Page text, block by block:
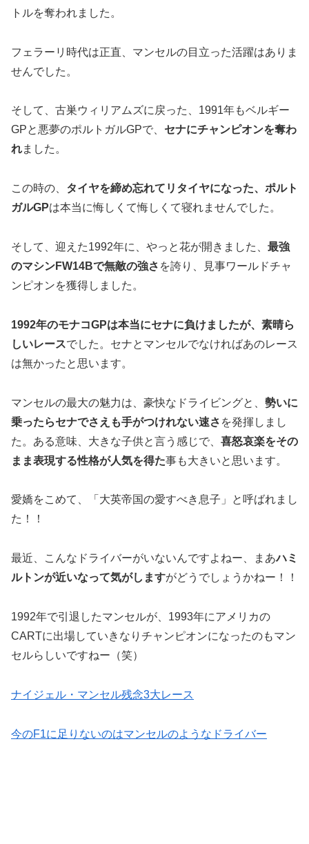
トルを奪われました。
フェラーリ時代は正直、マンセルの目立った活躍はありま
せんでした。
そして、古巣ウィリアムズに戻った、1991年もベルギー
GPと悪夢のポルトガルGPで、 セナにチャンピオンを奪わ
れました。
この時の、 タイヤを締め忘れてリタイヤになった、ポルト
ガルGPは本当に悔しくて悔しくて寝れませんでした。
そして、迎えた1992年に、やっと花が開きました、 最強
のマシンFW14Bで無敵の強さ を誇り、見事ワールドチャ
ンピオンを獲得しました。
1992年のモナコGPは本当にセナに負けましたが、素晴ら
しいレースでした。セナとマンセルでなければあのレース
は無かったと思います。
マンセルの最大の魅力は、豪快なドライビングと、 勢いに
乗ったらセナでさえも手がつけれない速さ を発揮しまし
た。ある意味、大きな子供と言う感じで、 喜怒哀楽をその
まま表現する性格が人気を得た事も大きいと思います。
愛嬌をこめて、「大英帝国の愛すべき息子」と呼ばれまし
た！！
最近、こんなドライバーがいないんですよねー、まあハミ
ルトンが近いなって気がしますがどうでしょうかねー！！
1992年で引退したマンセルが、1993年にアメリカの
CARTに出場していきなりチャンピオンになったのもマン
セルらしいですねー（笑）
ナイジェル・マンセル残念3大レース
今のF1に足りないのはマンセルのようなドライバー